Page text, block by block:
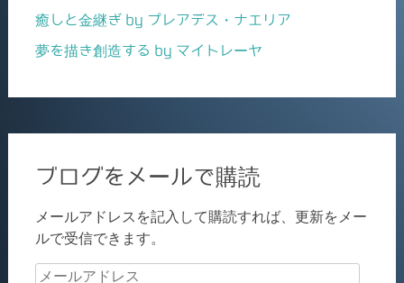
癒しと金継ぎ by プレアデス・ナエリア
夢を描き創造する by マイトレーヤ
ブログをメールで購読
メールアドレスを記入して購読すれば、更新をメー
ルで受信できます。
メ